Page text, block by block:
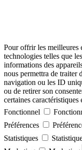
Pour offrir les meilleures
technologies telles que
informations des
nous permettra de traiter
navigation ou les ID
ou de retirer son
certaines caractéristiques
Fonctionnel
Préférences
Statistiques